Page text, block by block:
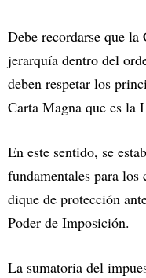
Debe recordarse que
jerarquía dentro del
deben respetar los
Carta Magna que es la
En este sentido, se
fundamentales para los
dique de protección
Poder de Imposición.
La sumatoria del